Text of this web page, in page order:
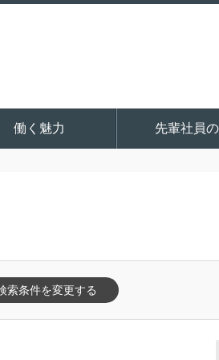
働く魅力 先輩社員
索条件を変更する